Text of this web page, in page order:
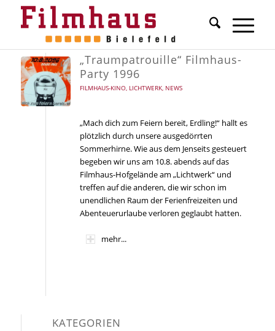
„Traumpatrouille“ Filmhaus-
Party 1996
FILMHAUS-KINO, LICHTWERK, NEWS
„Mach dich zum Feiern bereit, Erdling!“ hallt es
plötzlich durch unsere ausgedörrten
Sommerhirne. Wie aus dem Jenseits gesteuert
begeben wir uns am 10.8. abends auf das
Filmhaus-Hofgelände am „Lichtwerk“ und
treffen auf die anderen, die wir schon im
unendlichen Raum der Ferienfreizeiten und
Abenteuerurlaube verloren geglaubt hatten.
mehr...
KATEGORIEN